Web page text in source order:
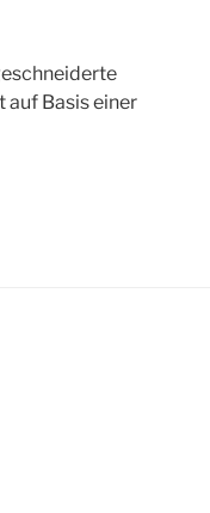
Basis einer